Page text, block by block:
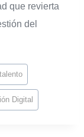
que revierta
del
talento
Digital